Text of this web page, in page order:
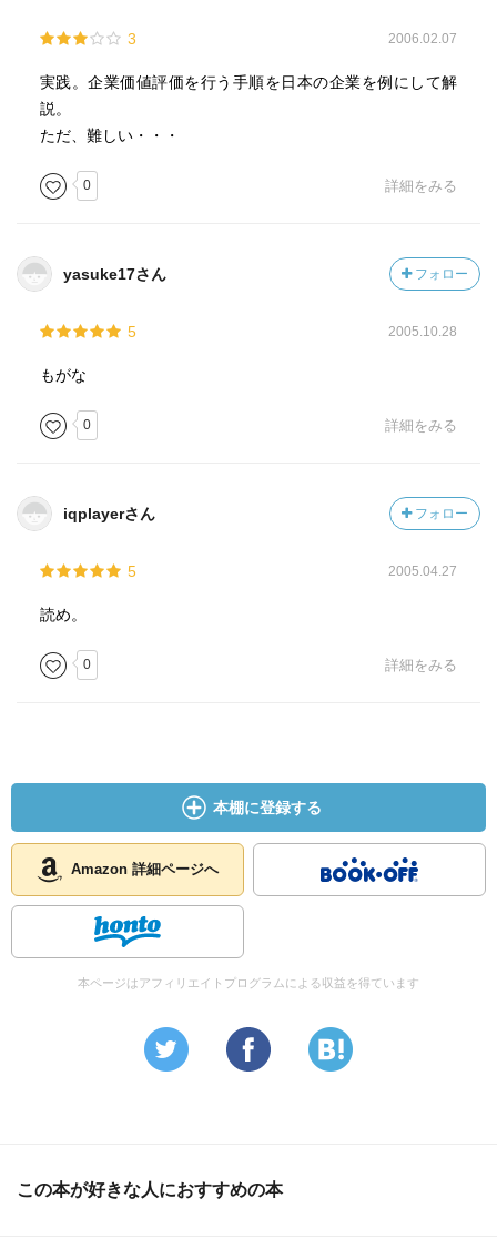
3 2006.02.07
実践。企業価値評価を行う手順を日本の企業を例にして解
説。
ただ、難しい・・・
0 詳細をみる
yasuke17さん フォロー
5 2005.10.28
もがな
0 詳細をみる
iqplayerさん フォロー
5 2005.04.27
読め。
0 詳細をみる
本棚に登録する
Amazon 詳細ページへ
本ページはアフィリエイトプログラムによる収益を得ています
この本が好きな人におすすめの本